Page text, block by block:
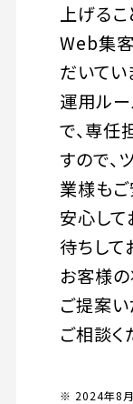
上げるこ
Web集
だいてい
運用ル
で、専任
すので
業様もご
安心し
待ちして
お客様
ご提案
ご相談く
※ 2024年8